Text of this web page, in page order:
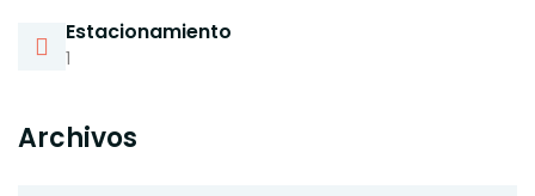
Estacionamiento
1
Archivos